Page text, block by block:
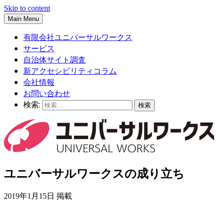
Skip to content
Main Menu
有限会社ユニバーサルワークス
サービス
自治体サイト調査
新アクセシビリティコラム
会社情報
お問い合わせ
検索:
ユニバーサルワークスの成り立ち
2019年1月15日 掲載